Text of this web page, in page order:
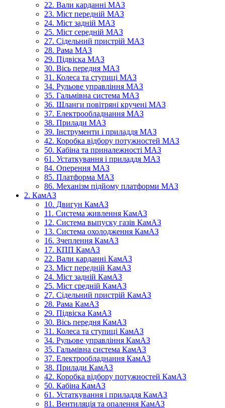
22. Вали карданні МАЗ
23. Міст передній МАЗ
24. Міст задній МАЗ
25. Міст середній МАЗ
27. Сідельний пристрій МАЗ
28. Рама МАЗ
29. Підвіска МАЗ
30. Вісь передня МАЗ
31. Колеса та ступиці МАЗ
34. Рульове управління МАЗ
35. Гальмівна система МАЗ
36. Шланги повітряні кручені МАЗ
37. Електрообладнання МАЗ
38. Прилади МАЗ
39. Інструменти і приладдя МАЗ
42. Коробка відбору потужностей МАЗ
50. Кабіна та приналежності МАЗ
61. Устаткування і приладдя МАЗ
84. Оперення МАЗ
85. Платформа МАЗ
86. Механізм підйому платформи МАЗ
2. КамАЗ
10. Двигун КамАЗ
11. Система живлення КамАЗ
12. Система выпуску газів КамАЗ
13. Система охолодження КамАЗ
16. Зчеплення КамАЗ
17. КПП КамАЗ
22. Вали карданні КамАЗ
23. Міст передній КамАЗ
24. Міст задній КамАЗ
25. Міст средній КамАЗ
27. Сідельний пристрій КамАЗ
28. Рама КамАЗ
29. Підвіска КамАЗ
30. Вісь передня КамАЗ
31. Колеса та ступиці КамАЗ
34. Рульове управління КамАЗ
35. Гальмівна система КамАЗ
37. Електрообладнання КамАЗ
38. Прилади КамАЗ
42. Коробка відбору потужностей КамАЗ
50. Кабіна КамАЗ
61. Устаткування і приладдя КамАЗ
81. Вентиляція та опалення КамАЗ